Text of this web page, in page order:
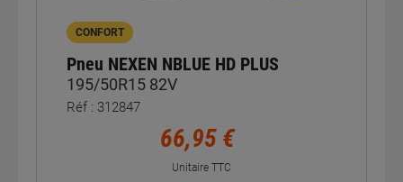
CONFORT
Pneu NEXEN NBLUE HD PLUS
195/50R15 82V
Réf : 312847
66,95 €
Unitaire TTC